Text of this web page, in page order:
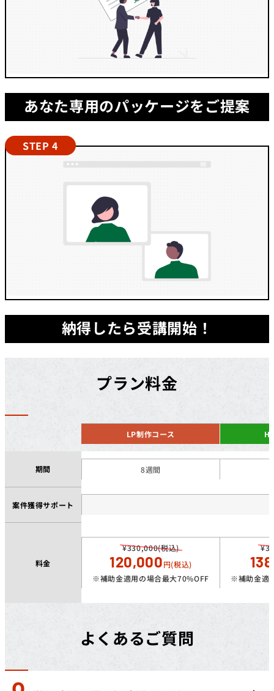
あなた専用のパッケージをご提案
STEP 4
納得したら受講開始！
プラン料金
LP制作コース
期間 8週間
案件獲得サポート
料金
¥330,000(税込)
120,000円(税込)
※補助金適用の場合最大70%OFF
※補助金適
よくあるご質問